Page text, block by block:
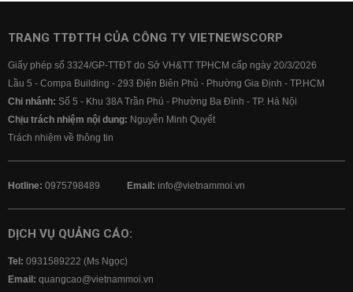
TRANG TTĐTTH CỦA CÔNG TY VIETNEWSCORP
Giấy phép số 3324/GP-TTĐT do Sở VH&TT TPHCM cấp ngày 20/3/2026
Lầu 5 - Compa Building - 293 Điện Biên Phủ - Phường Gia Định - TP.HCM
Chi nhánh: Số 5 - Khu 38A Trần Phú - Phường Ba Đình - TP. Hà Nội
Chịu trách nhiệm nội dung: Nguyễn Minh Quyết
Trách nhiệm về thông tin
Hotline: 0975798489 Email: info@vietnammoi.vn
DỊCH VỤ QUẢNG CÁO:
Tel: 0931589222 (Ms Ngọc)
Email: quangcao@vietnammoi.vn